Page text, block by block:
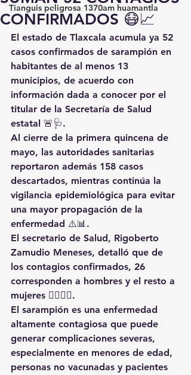
Tianguis peligrosa 1370am huamantla
CONFIRMADOS 😷📈
El estado de Tlaxcala acumula ya 52
casos confirmados de sarampión en
habitantes de al menos 13
municipios, de acuerdo con
información dada a conocer por el
titular de la Secretaría de Salud
estatal 🚨🩺.
Al cierre de la primera quincena de
mayo, las autoridades sanitarias
reportaron además 158 casos
descartados, mientras continúa la
vigilancia epidemiológica para evitar
una mayor propagación de la
enfermedad ⚠️📊.
El secretario de Salud, Rigoberto
Zamudio Meneses, detalló que de
los contagios confirmados, 26
corresponden a hombres y el resto a
mujeres 👨‍⚕️👩‍⚕️.
El sarampión es una enfermedad
altamente contagiosa que puede
generar complicaciones severas,
especialmente en menores de edad,
personas no vacunadas y pacientes